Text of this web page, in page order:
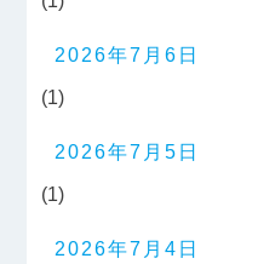
2026年7月6日
(1)
2026年7月5日
(1)
2026年7月4日